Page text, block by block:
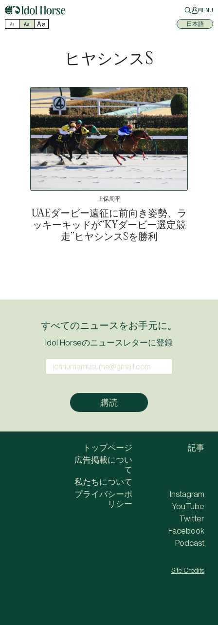
MENU
Aa Aa Aa 日本語
ヒヤシンスS
上保周平
UAEダービー遠征に前向き姿勢、ラ
ッキーキッドが“KYダービー選定競
走”ヒヤシンスSを勝利
すべてのニュースをお手元に。
Idol Horseのニュースレターに登録
トップページ
広告掲載につい
て
私たちについて
記事
プライバシーポ
リシー
Instagram
YouTube
Twitter
Facebook
Podcast
Site Credits